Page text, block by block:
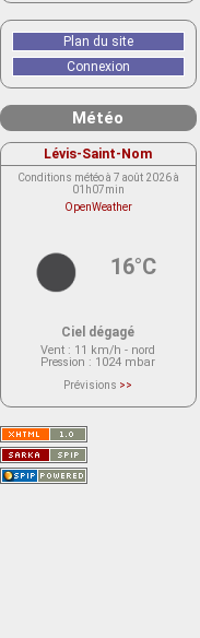
Plan du site
Connexion
Météo
Lévis-Saint-Nom
Conditions météo à 7 août 2026 à
01h07min
OpenWeather
16°C
Ciel dégagé
Vent : 11 km/h - nord
Pression : 1024 mbar
Prévisions >>
actuellement aucune prévision
Saint-Nom.
Veuillez consulter le message du
service ci-dessous.
(401 - Invalid API key. Please see
https://openweathermap.org/faq#error401